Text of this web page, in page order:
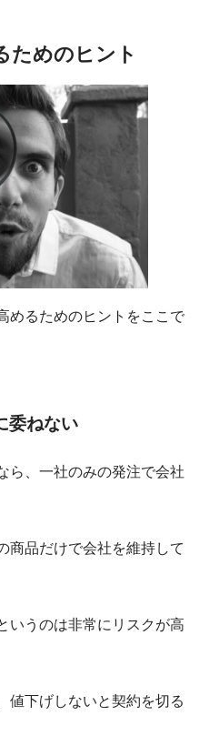
ためのヒント
めるためのヒントをここで
委ねない
ら、一社のみの発注で会社
商品だけで会社を維持して
いうのは非常にリスクが高
値下げしないと契約を切る